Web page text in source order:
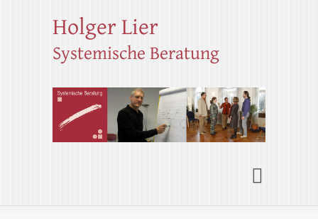
Holger Lier
Systemische Beratung